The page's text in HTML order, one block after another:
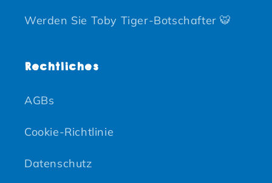
Werden Sie Toby Tiger-Botschafter 🐯
Rechtliches
AGBs
Cookie-Richtlinie
Datenschutz